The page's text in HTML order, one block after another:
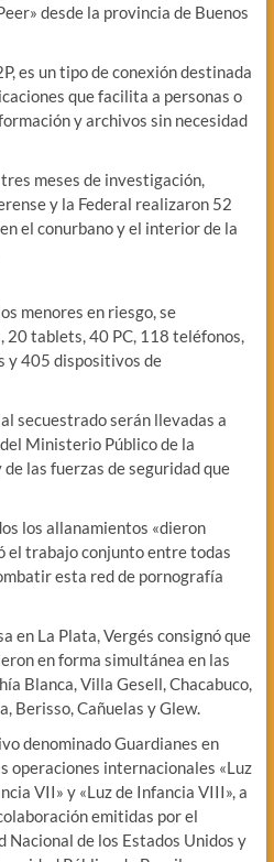
desde la provincia de Buenos
es un tipo de conexión destinada
que facilita a personas o
y archivos sin necesidad
meses de investigación,
y la Federal realizaron 52
el conurbano y el interior de la
menores en riesgo, se
20 tablets, 40 PC, 118 teléfonos,
y 405 dispositivos de
secuestrado serán llevadas a
Ministerio Público de la
las fuerzas de seguridad que
los allanamientos «dieron
el trabajo conjunto entre todas
esta red de pornografía
en La Plata, Vergés consignó que
en forma simultánea en las
Blanca, Villa Gesell, Chacabuco,
Berisso, Cañuelas y Glew.
denominado Guardianes en
operaciones internacionales «Luz
VII» y «Luz de Infancia VIII», a
emitidas por el
Nacional de los Estados Unidos y